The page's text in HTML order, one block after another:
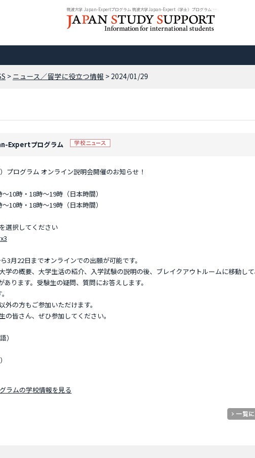
筑波大学 Japan-Expertプログラム 筑波大学Japan-Expert（学士）プログラム オンラ...
> ニュース／留学に役立つ情報 > 2024/01/29
Expertプログラム
プログラム オンライン説明会開催のお知らせ！
10時・18時～19時（日本時間）
・18時～19時（日本時間）
選択してください
3月22日までオンラインでの出願が可能です。
学の概要、大学生活の紹介、入学試験の説明の後、ブレイクアウトルームに移動し
ります。受験生の疑問、質問にお答えします。
の方もご参加いただけます。
皆さん、ぜひ参加してください。
）
ラムの学校情報を見る